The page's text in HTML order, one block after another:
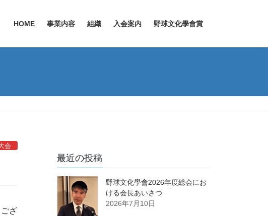
HOME 事業内容 組織 入会案内 野球文化學會賞
会
ざ
最近の投稿
野球文化學會2026年度総会にお
ける会長あいさつ
2026年7月10日